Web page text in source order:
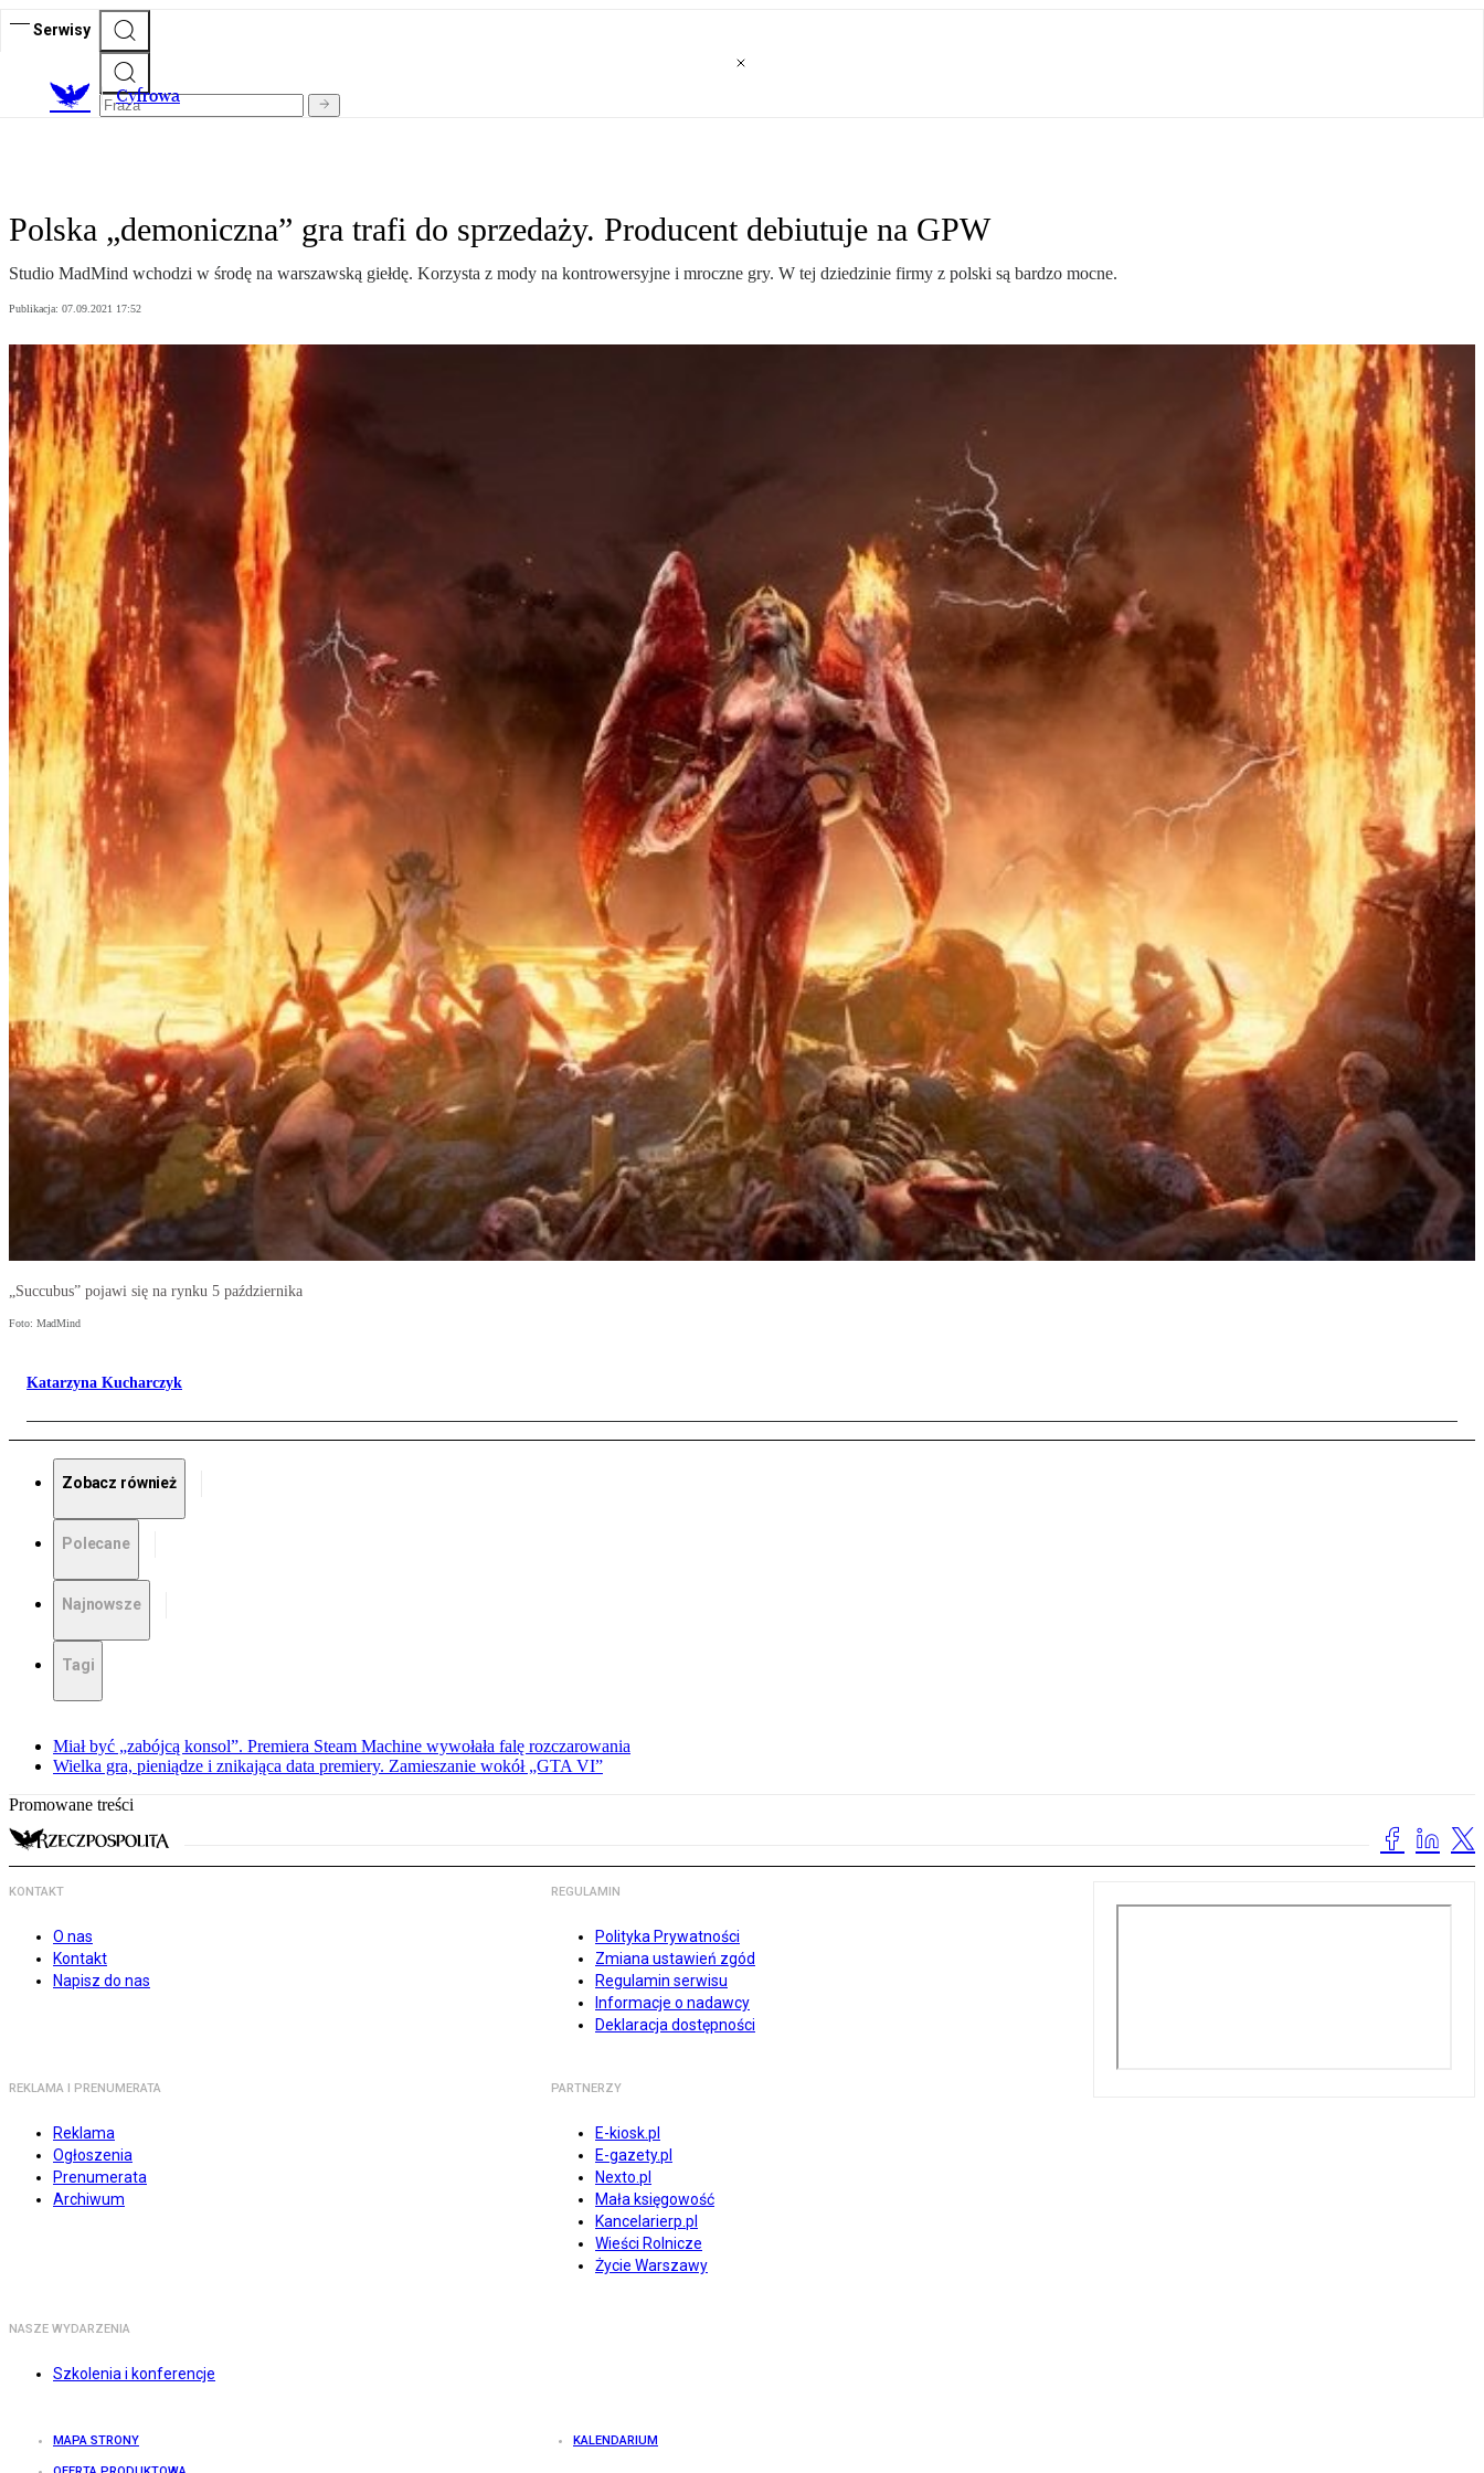
Serwisy
Cyfrowa
Polska „demoniczna” gra trafi do sprzedaży. Producent debiutuje na GPW
Studio MadMind wchodzi w środę na warszawską giełdę. Korzysta z mody na kontrowersyjne i mroczne gry. W tej dziedzinie firmy z polski są bardzo mocne.
Publikacja: 07.09.2021 17:52
„Succubus” pojawi się na rynku 5 października
Foto: MadMind
Katarzyna Kucharczyk
Zobacz również
Polecane
Najnowsze
Tagi
Miał być „zabójcą konsol”. Premiera Steam Machine wywołała falę rozczarowania
Wielka gra, pieniądze i znikająca data premiery. Zamieszanie wokół „GTA VI”
Promowane treści
KONTAKT
O nas
Kontakt
Napisz do nas
REGULAMIN
Polityka Prywatności
Zmiana ustawień zgód
Regulamin serwisu
Informacje o nadawcy
Deklaracja dostępności
REKLAMA I PRENUMERATA
Reklama
Ogłoszenia
Prenumerata
Archiwum
PARTNERZY
E-kiosk.pl
E-gazety.pl
Nexto.pl
Mała księgowość
Kancelarierp.pl
Wieści Rolnicze
Życie Warszawy
NASZE WYDARZENIA
Szkolenia i konferencje
MAPA STRONY KALENDARIUM